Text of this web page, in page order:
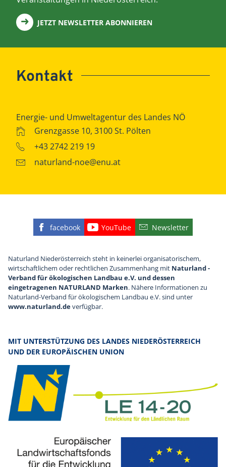
JETZT NEWSLETTER ABONNIEREN
Kontakt
Energie- und Umweltagentur des Landes NÖ
Grenzgasse 10, 3100 St. Pölten
+43 2742 219 19
naturland-noe@enu.at
Finden Sie die eNu auf Facebook
facebook Besuchen Sie den
YouTube Abonnieren Sie
Newsletter
Naturland Niederösterreich steht in keinerlei organisatorischem,
wirtschaftlichem oder rechtlichen Zusammenhang mit Naturland -
Verband für ökologischen Landbau e.V. und dessen
eingetragenen NATURLAND Marken. Nähere Informationen zu
Naturland-Verband für ökologischem Landbau e.V. sind unter
www.naturland.deverfügbar.
MIT UNTERSTÜTZUNG DES LANDES NIEDERÖSTERREICH
UND DER EUROPÄISCHEN UNION